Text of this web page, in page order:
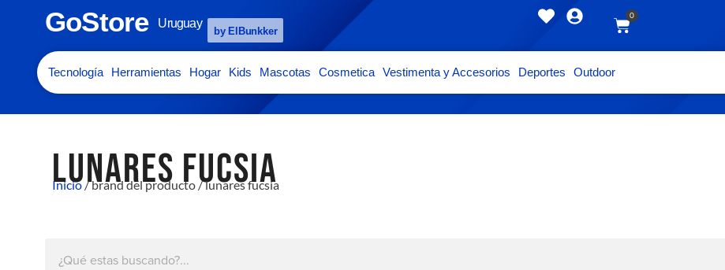
GoStore Uruguay
by ElBunkker
0
Tecnología Herramientas Hogar Kids Mascotas Cosmetica Vestimenta y Accesorios Deportes Outdoor
LUNARES FUCSIA
Inicio / brand del producto / lunares fucsia